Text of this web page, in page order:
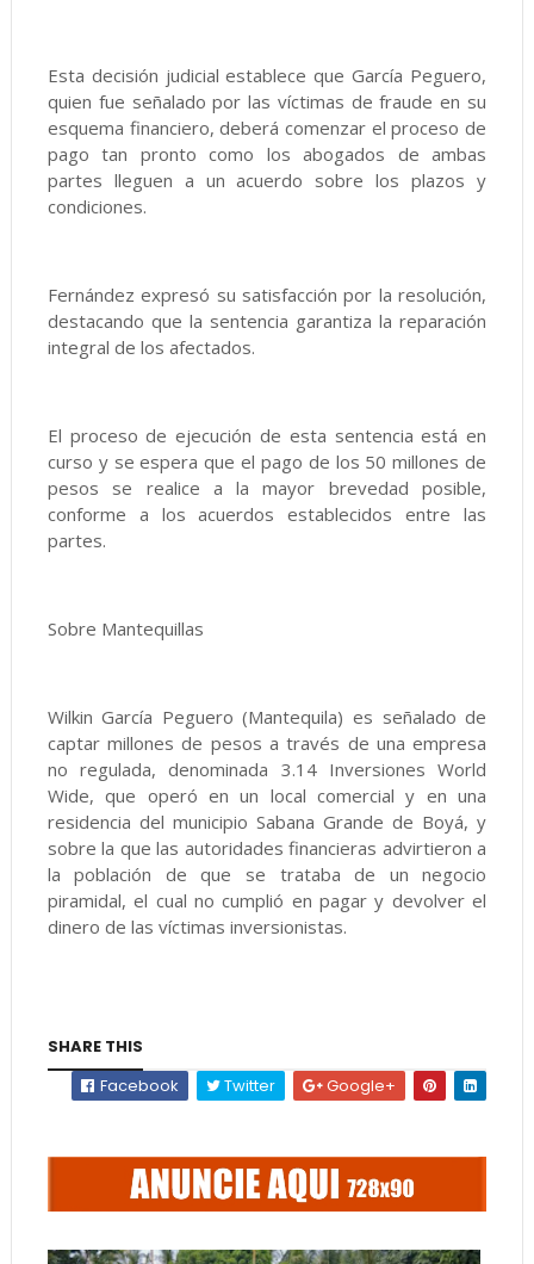
Esta decisión judicial establece que García Peguero,
quien fue señalado por las víctimas de fraude en su
esquema financiero, deberá comenzar el proceso de
pago tan pronto como los abogados de ambas
partes lleguen a un acuerdo sobre los plazos y
condiciones.
Fernández expresó su satisfacción por la resolución,
destacando que la sentencia garantiza la reparación
integral de los afectados.
El proceso de ejecución de esta sentencia está en
curso y se espera que el pago de los 50 millones de
pesos se realice a la mayor brevedad posible,
conforme a los acuerdos establecidos entre las
partes.
Sobre Mantequillas
Wilkin García Peguero (Mantequila) es señalado de
captar millones de pesos a través de una empresa
no regulada, denominada 3.14 Inversiones World
Wide, que operó en un local comercial y en una
residencia del municipio Sabana Grande de Boyá, y
sobre la que las autoridades financieras advirtieron a
la población de que se trataba de un negocio
piramidal, el cual no cumplió en pagar y devolver el
dinero de las víctimas inversionistas.
SHARE THIS
Facebook
Twitter Google+